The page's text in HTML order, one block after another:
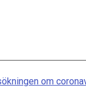
om